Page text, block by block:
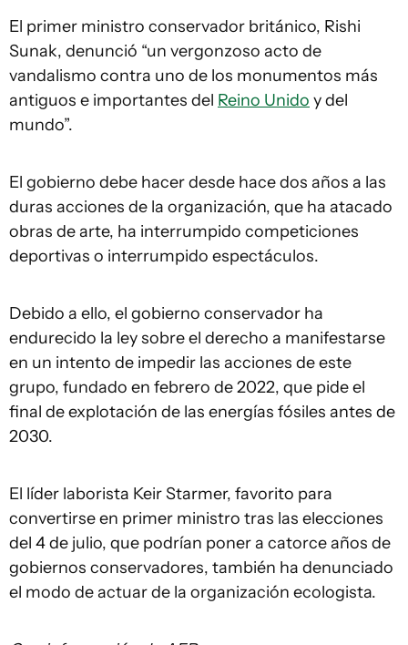
El primer ministro conservador británico, Rishi
Sunak, denunció “un vergonzoso acto de
vandalismo contra uno de los monumentos más
antiguos e importantes del Reino Unido y del
mundo”.
El gobierno debe hacer desde hace dos años a las
duras acciones de la organización, que ha atacado
obras de arte, ha interrumpido competiciones
deportivas o interrumpido espectáculos.
Debido a ello, el gobierno conservador ha
endurecido la ley sobre el derecho a manifestarse
en un intento de impedir las acciones de este
grupo, fundado en febrero de 2022, que pide el
final de explotación de las energías fósiles antes de
2030.
El líder laborista Keir Starmer, favorito para
convertirse en primer ministro tras las elecciones
del 4 de julio, que podrían poner a catorce años de
gobiernos conservadores, también ha denunciado
el modo de actuar de la organización ecologista.